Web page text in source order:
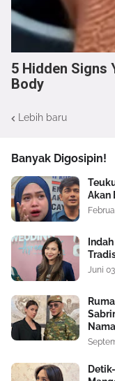
5 Hidden Signs
Body
Lebih baru
Banyak Digosipin!
Akan
Juni